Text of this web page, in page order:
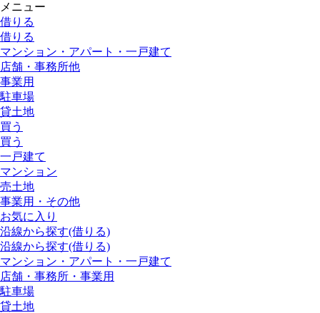
メニュー
借りる
借りる
マンション・アパート・一戸建て
店舗・事務所他
事業用
駐車場
貸土地
買う
買う
一戸建て
マンション
売土地
事業用・その他
お気に入り
沿線から探す(借りる)
沿線から探す(借りる)
マンション・アパート・一戸建て
店舗・事務所・事業用
駐車場
貸土地